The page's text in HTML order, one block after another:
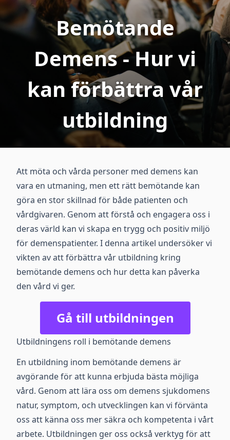
Bemötande
Demens - Hur vi
kan förbättra vår
utbildning
Att möta och vårda personer med demens kan
vara en utmaning, men ett rätt bemötande kan
göra en stor skillnad för både patienten och
vårdgivaren. Genom att förstå och engagera oss i
deras värld kan vi skapa en trygg och positiv miljö
för demenspatienter. I denna artikel undersöker vi
vikten av att förbättra vår utbildning kring
bemötande demens och hur detta kan påverka
den vård vi ger.
Gå till utbildningen
Utbildningens roll i bemötande demens
En utbildning inom bemötande demens är
avgörande för att kunna erbjuda bästa möjliga
vård. Genom att lära oss om demens sjukdomens
natur, symptom, och utvecklingen kan vi förvänta
oss att känna oss mer säkra och kompetenta i vårt
arbete. Utbildningen ger oss också verktyg för att